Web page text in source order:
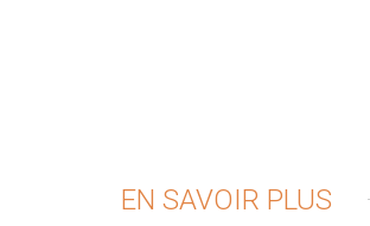
EN SAVOIR PLUS